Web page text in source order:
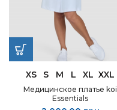
XS S M L XL XXL
Медицинское платье koi
Essentials